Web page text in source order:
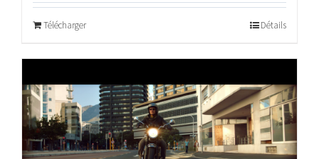
Télécharger Détails